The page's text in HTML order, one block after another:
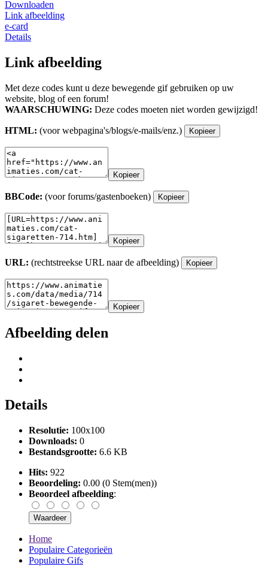
Downloaden
Link afbeelding
e-card
Details
Link afbeelding
Met deze codes kunt u deze bewegende gif gebruiken op uw
website, blog of een forum!
WAARSCHUWING: Deze codes moeten niet worden gewijzigd!
HTML: (voor webpagina's/blogs/e-mails/enz.) Kopieer
Kopieer
BBCode: (voor forums/gastenboeken) Kopieer
Kopieer
URL: (rechtstreekse URL naar de afbeelding) Kopieer
Kopieer
Afbeelding delen
Details
Resolutie: 100x100
Downloads: 0
Bestandsgrootte: 6.6 KB
Hits: 922
Beoordeling: 0.00 (0 Stem(men))
Beoordeel afbeelding:
Home
Populaire Categorieën
Populaire Gifs